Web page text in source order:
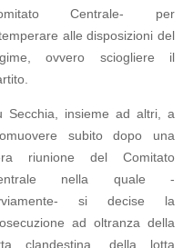
Centrale- per
alle disposizioni del
ovvero sciogliere il
Secchia, insieme ad altri, a
subito dopo una
riunione del Comitato
nella quale -
si decise la
ad oltranza della
clandestina, della lotta